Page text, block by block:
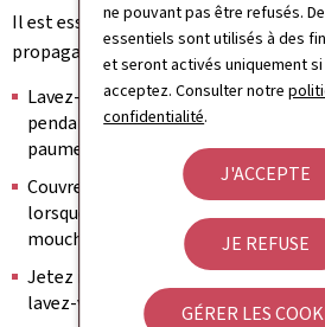
ne pouvant pas être refusés.
essentiels sont utilisés à des
et seront activés uniquement
acceptez. Consulter notre
confidentialité.
J'ACCEPTE
JE REFUSE
GÉRER LES
Il est essentiel d'adopter des gestes
propagation des virus:
Lavez-vous les mains régulièrement
pendant 30 secondes en frottant
paumes, les doigts, le dos des
Couvrez-vous la bouche et le nez
lorsque vous toussez ou éternuez. Si
mouchoir, utilisez le creux de votre
Jetez immédiatement les
lavez-vous ensuite les mains.